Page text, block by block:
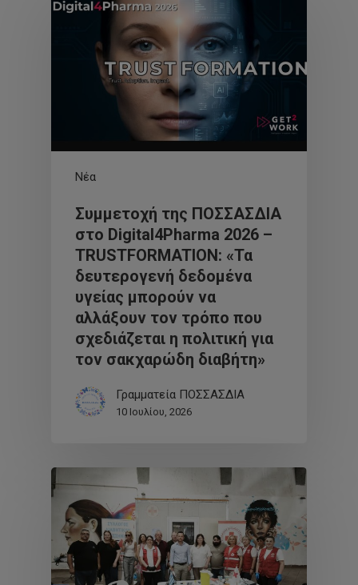
Νέα
Συμμετοχή της ΠΟΣΣΑΣΔΙΑ
στο Digital4Pharma 2026 –
TRUSTFORMATION: «Τα
δευτερογενή δεδομένα
υγείας μπορούν να
αλλάξουν τον τρόπο που
σχεδιάζεται η πολιτική για
τον σακχαρώδη διαβήτη»
Γραμματεία ΠΟΣΣΑΣΔΙΑ
10 Ιουλίου, 2026